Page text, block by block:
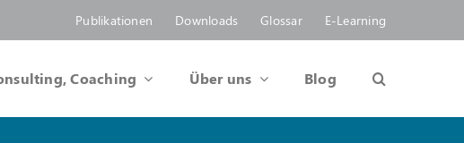
Publikationen Downloads Glossar E-Learning
Coaching Über uns Blog